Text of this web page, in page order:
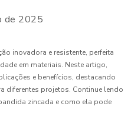
de 2025
inovadora e resistente, perfeita
em materiais. Neste artigo,
e benefícios, destacando
diferentes projetos. Continue lendo
zincada e como ela pode